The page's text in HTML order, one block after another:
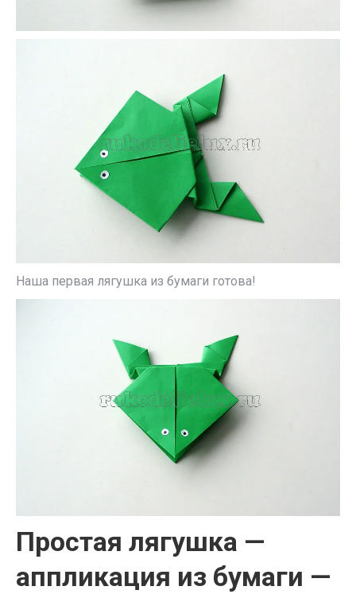
Наша первая лягушка из бумаги готова!
Простая лягушка —
аппликация из бумаги —